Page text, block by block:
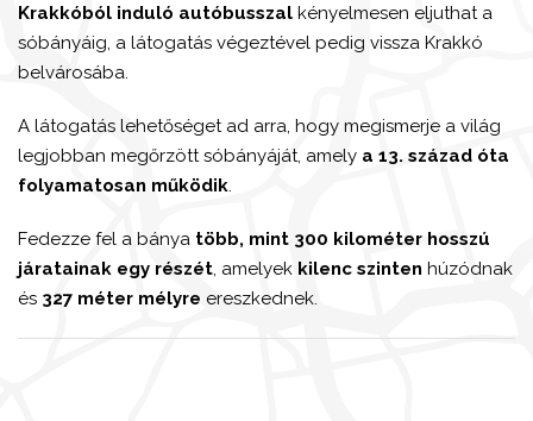
Krakkóból induló autóbusszal kényelmesen eljuthat a
sóbányáig, a látogatás végeztével pedig vissza Krakkó
belvárosába.
A látogatás lehetőséget ad arra, hogy megismerje a világ
legjobban megőrzött sóbányáját, amely a 13. század óta
folyamatosan működik
Fedezze fel a bánya több, mint 300 kilométer hosszú
járatainak egy részét , amelyek kilenc szinten húzódnak
és 327 méter mélyre ereszkednek.